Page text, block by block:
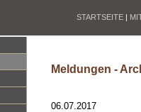
STARTSEITE |
Meldungen -
06.07.2017